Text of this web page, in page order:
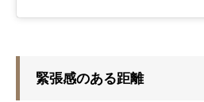
緊張感のある距離